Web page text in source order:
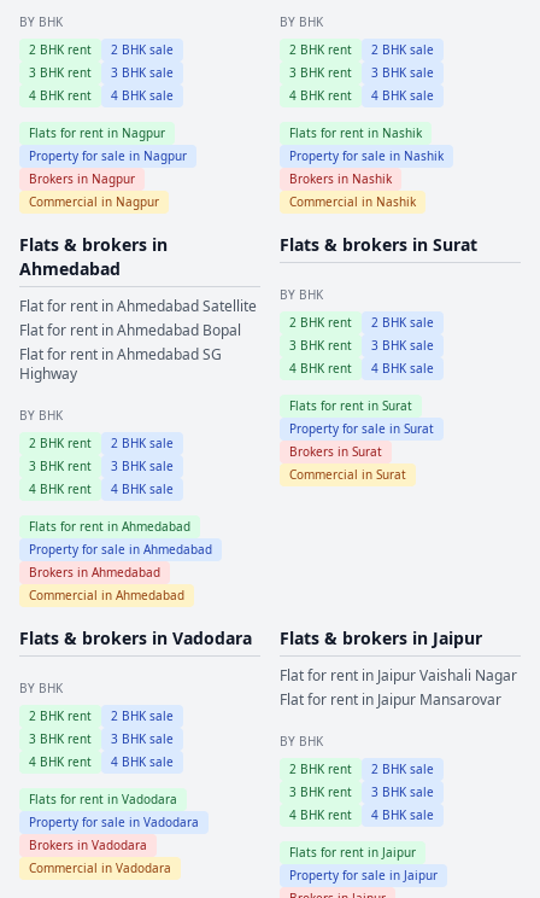
BY BHK
2 BHK rent 2 BHK sale
3 BHK rent 3 BHK sale
4 BHK rent 4 BHK sale
Flats for rent in Nagpur
Property for sale in Nagpur
Brokers in Nagpur
Commercial in Nagpur
BY BHK
2 BHK rent 2 BHK sale
3 BHK rent 3 BHK sale
4 BHK rent 4 BHK sale
Flats for rent in Nashik
Property for sale in Nashik
Brokers in Nashik
Commercial in Nashik
Flats & brokers in
Ahmedabad
Flat for rent inAhmedabadSatellite
Flat for rent inAhmedabad Bopal
Flat for rent inAhmedabadSG
Highway
BY BHK
2 BHK rent 2 BHK sale
3 BHK rent 3 BHK sale
4 BHK rent 4 BHK sale
Flats for rent in Ahmedabad
Property for sale in Ahmedabad
Brokers in Ahmedabad
Commercial in Ahmedabad
Flats & brokers in Surat
BY BHK
2 BHK rent 2 BHK sale
3 BHK rent 3 BHK sale
4 BHK rent 4 BHK sale
Flats for rent in Surat
Property for sale in Surat
Brokers in Surat
Commercial in Surat
Flats & brokers in Vadodara
BY BHK
2 BHK rent 2 BHK sale
3 BHK rent 3 BHK sale
4 BHK rent 4 BHK sale
Flats for rent in Vadodara
Property for sale in Vadodara
Brokers in Vadodara
Commercial in Vadodara
Flats & brokers in Jaipur
Flat for rent in JaipurVaishali Nagar
Flat for rent in Jaipur Mansarovar
BY BHK
2 BHK rent 2 BHK sale
3 BHK rent 3 BHK sale
4 BHK rent 4 BHK sale
Flats for rent in Jaipur
Property for sale in Jaipur